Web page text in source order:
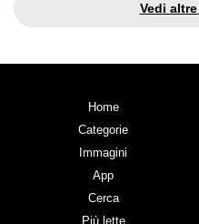
Vedi
Home
Categorie
Immagini
App
Cerca
Più lette